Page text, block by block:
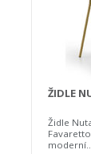
ŽIDLE
Židle
moderní...